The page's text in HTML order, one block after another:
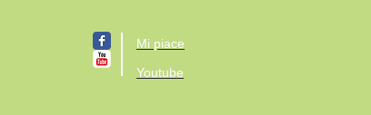
Mi piace
Youtube